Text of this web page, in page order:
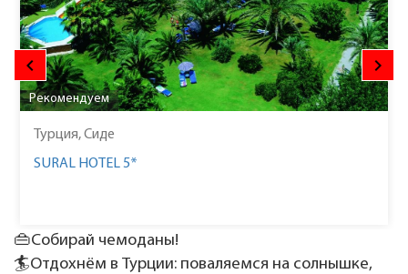
keyboard_arrow_left
Рекомендуем
Турция, Сиде
SURAL HOTEL 5*
keyboard_arrow_right
👜Собирай чемоданы!
🏄Отдохнём в Турции: поваляемся на солнышке,